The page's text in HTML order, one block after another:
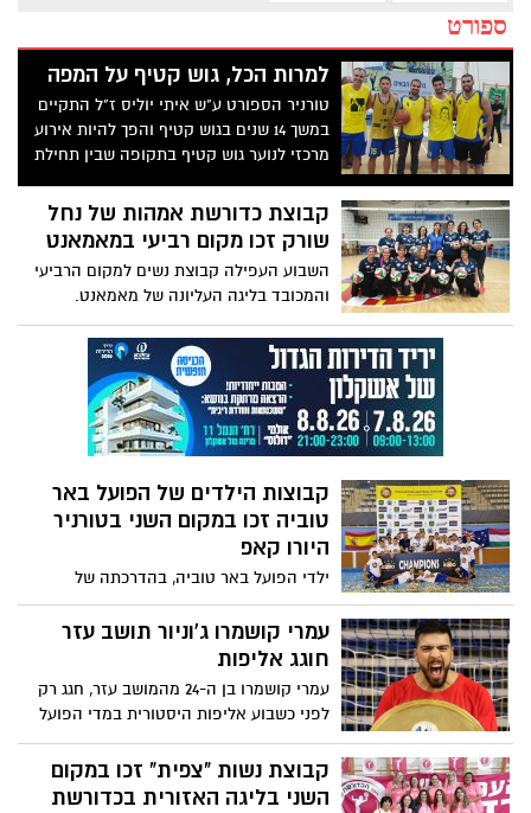
ספורט
למרות הכל, גוש קטיף על המפה
טורניר הספורט ע"ש איתי יוליס ז"ל התקיים
במשך 14 שנים בגוש קטיף והפך להיות אירוע
מרכזי לנוער גוש קטיף בתקופה שבין תחילת
תמיד נערך משחק הגמר.
קבוצת כדורשת אמהות של נחל
שורק זכו מקום רביעי במאמאנט
השבוע העפילה קבוצת נשים למקום הרביעי
והמכובד בליגה העליונה של מאמאנט.
קבוצות הילדים של הפועל באר
טוביה זכו במקום השני בטורניר
היורו קאפ
ילדי הפועל באר טוביה, בהדרכתה של
המאמנת אירית שם, הפגינו עליונות לאורך כל
הטורניר וניצחו את כל המשחקים עד לגמר
שם נפגשו מול הקבוצה הביתית החזקה
MVP בטורניר, ברכות לראש המועצה ולצוות
המקצועי של הקבוצה. טורניר זה הינו עוד
שעלינו לדאוג לקדם ולטפח כבר מגיל הילדות,
נוער, עתודה ועד ליגת העל", הוסיפה השרה.
עמרי קושמרו ג'וניור תושב עזר
חוגג אליפות
עמרי קושמרו בן ה-24 מהמושב עזר, חגג רק
לפני כשבוע אליפות היסטורית במדי הפועל
אשדוד בכדוריד. בראיון מיוחד ליישובניק נט ,
הוא מספר על העונה ההיסטורית של
הקבוצה, על העתיד שלו בכדוריד ("לתקוע
קבוצת נשות "צפית" זכו במקום
השני בליגה האזורית בכדורשת